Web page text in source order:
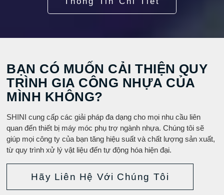
BẠN CÓ MUỐN CẢI THIỆN QUY
TRÌNH GIA CÔNG NHỰA CỦA
MÌNH KHÔNG?
SHINI cung cấp các giải pháp đa dạng cho mọi nhu cầu liên
quan đến thiết bị máy móc phụ trợ ngành nhựa. Chúng tôi sẽ
giúp mọi công ty của bạn tăng hiệu suất và chất lượng sản xuất,
từ quy trình xử lý vật liệu đến tự động hóa hiện đại.
Hãy Liên Hệ Với Chúng Tôi